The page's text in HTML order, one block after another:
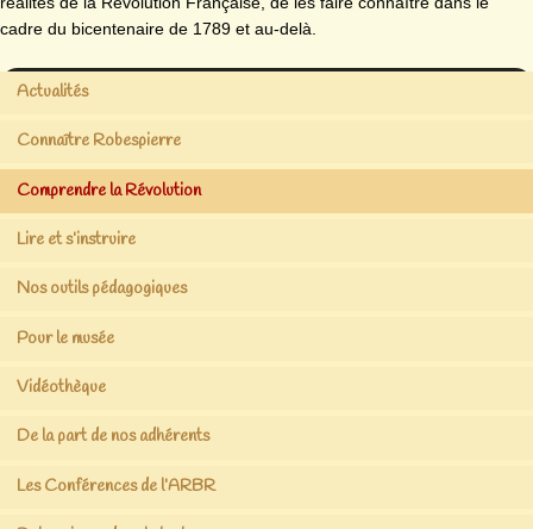
cadre du bicentenaire de 1789 et au-delà.
Actualités
Connaître Robespierre
Comprendre la Révolution
Lire et s’instruire
Nos outils pédagogiques
Pour le musée
Vidéothèque
De la part de nos adhérents
Les Conférences de l’ARBR